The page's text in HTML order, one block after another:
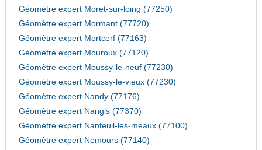
Géomètre expert Moret-sur-loing (77250)
Géomètre expert Mormant (77720)
Géomètre expert Mortcerf (77163)
Géomètre expert Mouroux (77120)
Géomètre expert Moussy-le-neuf (77230)
Géomètre expert Moussy-le-vieux (77230)
Géomètre expert Nandy (77176)
Géomètre expert Nangis (77370)
Géomètre expert Nanteuil-les-meaux (77100)
Géomètre expert Nemours (77140)